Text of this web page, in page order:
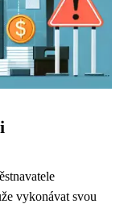
vykonávat svou